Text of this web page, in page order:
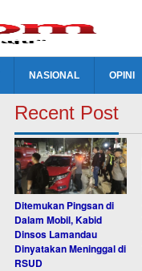
NASIONAL OPINI
Recent Post
Ditemukan Pingsan di
Dalam Mobil, Kabid
Dinsos Lamandau
Dinyatakan Meninggal di
RSUD